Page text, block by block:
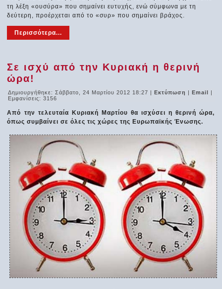
τη λέξη «ουσύρα» που σημαίνει ευτυχής, ενώ σύμφωνα με τη
δεύτερη, προέρχεται από το «συρ» που σημαίνει βράχος.
Περισσότερα...
Σε ισχύ από την Κυριακή η θερινή
ώρα!
Δημιουργήθηκε: Σάββατο, 24 Μαρτίου 2012 18:27 Εκτύπωση Email
Εμφανίσεις: 3156
Από την τελευταία Κυριακή Μαρτίου θα ισχύσει η θερινή ώρα,
όπως συμβαίνει σε όλες τις χώρες της Ευρωπαϊκής Ένωσης.